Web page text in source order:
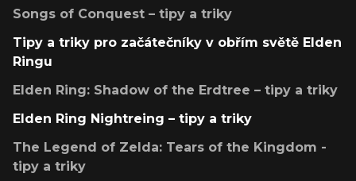
Songs of Conquest – tipy a triky
Tipy a triky pro začátečníky v obřím světě Elden
Ringu
Elden Ring: Shadow of the Erdtree – tipy a triky
Elden Ring Nightreing – tipy a triky
The Legend of Zelda: Tears of the Kingdom -
tipy a triky